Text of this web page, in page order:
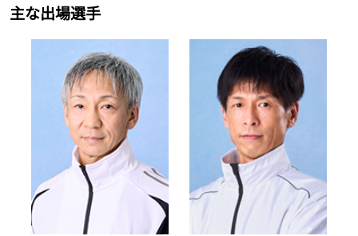
主な出場選手